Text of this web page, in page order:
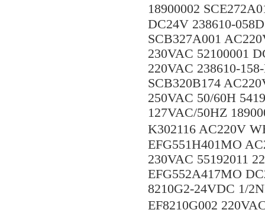
18900002
DC24V 238610-
SCB327A001
230VAC 52100001
220VAC 238610-
SCB320B174
250VAC 50/60H
127VAC/50HZ
K302116 AC220V
EFG551H401MO
230VAC 55192011
EFG552A417MO
8210G2-24VDC 1/
EF8210G002